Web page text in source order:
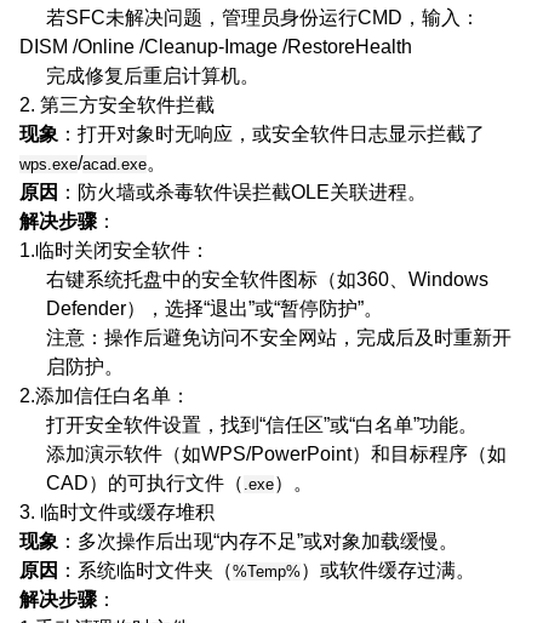
若SFC未解决问题，管理员身份运行CMD，输入：
DISM /Online /Cleanup-Image /RestoreHealth
完成修复后重启计算机。
2. 第三方安全软件拦截
现象 ：打开对象时无响应，或安全软件日志显示拦截了
wps.exe/acad.exe。
原因 ：防火墙或杀毒软件误拦截OLE关联进程。
解决步骤 ：
1.临时关闭安全软件 ：
右键系统托盘中的安全软件图标（如360、Windows
Defender），选择“退出”或“暂停防护”。
注意 ：操作后避免访问不安全网站，完成后及时重新开
启防护。
2.添加信任白名单 ：
打开安全软件设置，找到“信任区”或“白名单”功能。
添加演示软件（如WPS/PowerPoint）和目标程序（如
CAD）的可执行文件（ .exe）。
3. 临时文件或缓存堆积
现象 ：多次操作后出现“内存不足”或对象加载缓慢。
原因 ：系统临时文件夹（%Temp% ）或软件缓存过满。
解决步骤 ：